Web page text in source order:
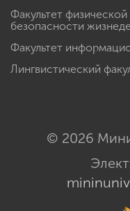
Факультет
безопасности
Факультет
Лингвистический
© 2026